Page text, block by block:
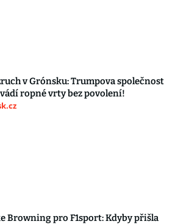
v Grónsku: Trumpova společnost
ropné vrty bez povolení!
Browning pro F1sport: Kdyby přišla